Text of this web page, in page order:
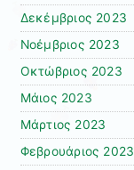
Δεκέμβριος 2023
Νοέμβριος 2023
Οκτώβριος 2023
Μάιος 2023
Μάρτιος 2023
Φεβρουάριος 2023